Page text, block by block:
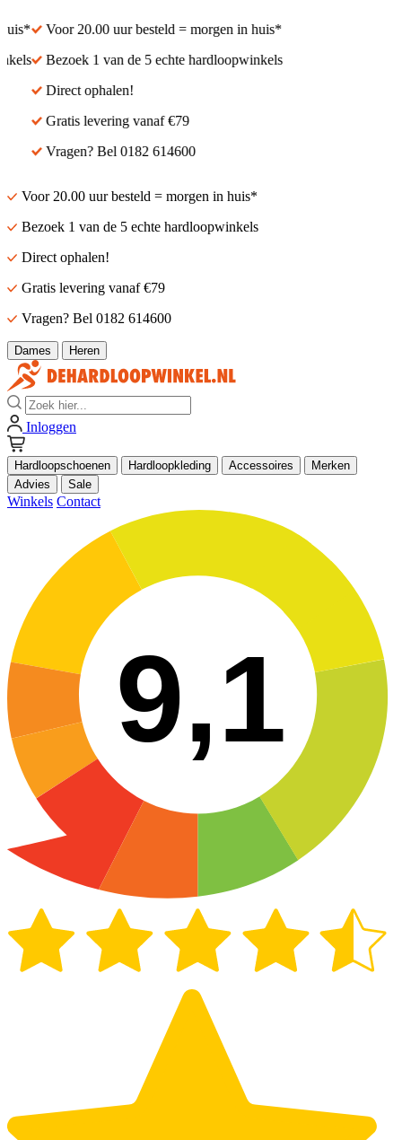
Voor 20.00 uur besteld = morgen in huis*
Bezoek 1 van de 5 echte hardloopwinkels
Direct ophalen!
Gratis levering vanaf €79
Vragen? Bel 0182 614600
Voor 20.00 uur besteld = morgen in huis*
Bezoek 1 van de 5 echte hardloopwinkels
Direct ophalen!
Gratis levering vanaf €79
Vragen? Bel 0182 614600
Dames Heren
Zoek
Inloggen
Hardloopschoenen Hardloopkleding Accessoires
Merken
Advies
Sale
Winkels Contact
9,1